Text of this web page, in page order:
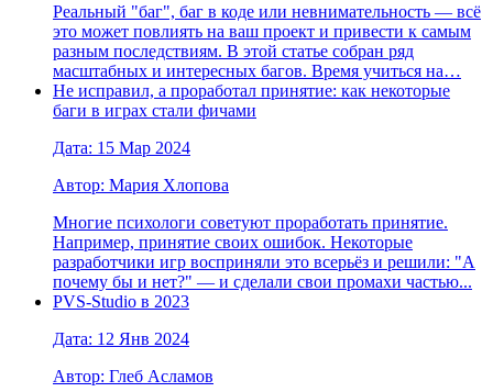
Реальный "баг", баг в коде или невнимательность — всё
это может повлиять на ваш проект и привести к самым
разным последствиям. В этой статье собран ряд
масштабных и интересных багов. Время учиться на…
Не исправил, а проработал принятие: как некоторые
баги в играх стали фичами
Дата: 15 Мар 2024
Автор: Мария Хлопова
Многие психологи советуют проработать принятие.
Например, принятие своих ошибок. Некоторые
разработчики игр восприняли это всерьёз и решили: "А
почему бы и нет?" — и сделали свои промахи частью...
PVS-Studio в 2023
Дата: 12 Янв 2024
Автор: Глеб Асламов